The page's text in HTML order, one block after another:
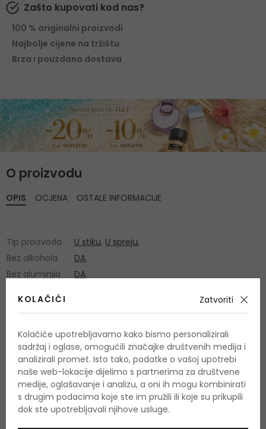
Zašto kupovati kod nas?
100 % originalni proizvodi
Najbolje cijene na tržištu
Brza i pouzdana dostava
O proizvodu
OPIS
Tip proizvoda U stiku, U spreju,
Bez alkohola
DA,
Bez aluminija
DA,
OCJENA OSTALE INFORMACIJE
OSTALI PROIZVODI IZ ASORTIMANA
Giorgio Armani Acqua di
Giò
KOLAČIĆI Zatvoriti
Kolačiće upotrebljavamo kako bismo personalizirali
sadržaj i oglase, omogućili značajke društvenih medija i
analizirali promet. Isto tako, podatke o vašoj upotrebi
naše web-lokacije dijelimo s partnerima za društvene
medije, oglašavanje i analizu, a oni ih mogu kombinirati
s drugim podacima koje ste im pružili ili koje su prikupili
dok ste upotrebljavali njihove usluge.